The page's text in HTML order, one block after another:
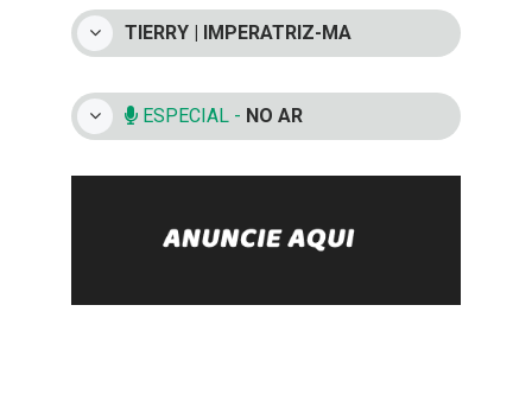
TIERRY | IMPERATRIZ-MA
ESPECIAL - NO AR